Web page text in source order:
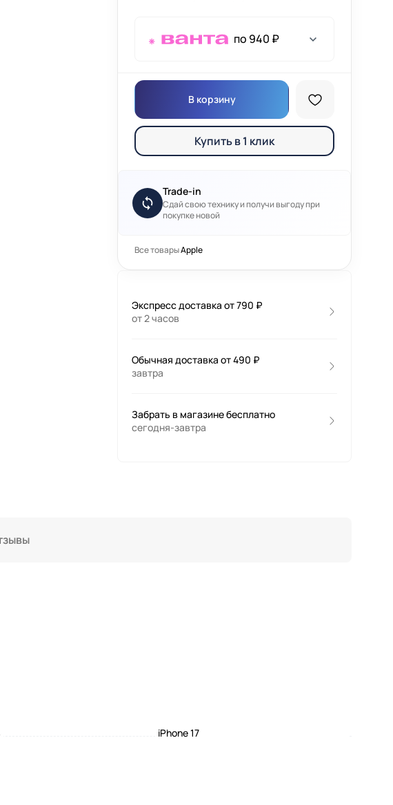
по 940 ₽
В корзину
Купить в 1 клик
Trade-in
Сдай свою технику и получи выгоду при
покупке новой
Все товарыApple
Экспресс доставка от 790 ₽
от 2 часов
Обычная доставка от 490 ₽
завтра
Забрать в магазине бесплатно
сегодня-завтра
iPhone 17